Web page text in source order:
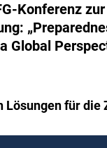
Konferenz zur
Global
Lösungen für die